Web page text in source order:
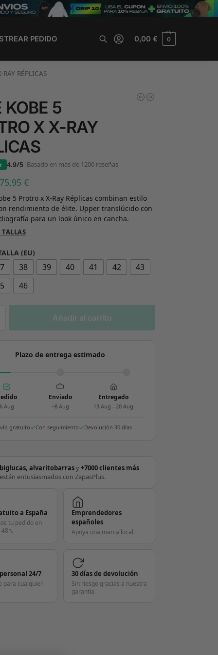
PEDIDO 0,00€ 0
RÉPLICAS
KOBE 5
X X-RAY
4.9/5| Basado en más de 1200 reseñas
75,95€
5 Protro x X-Ray Réplicas combinan estilo
rendimiento de élite. Upper translúcido con
para un look único en cancha.
(EU)
38 39 40 41 42
43
46
Añadir al carrito
Plazo de entrega estimado
Aug
Enviado
~8 Aug
Entregado
13 Aug - 20 Aug
gratuito Con seguimiento Devolución 30 días
biglucas, alvaritobarrasy+7000 clientes más
están entusiasmados con ZapasPlus.
a España
tu pedido en
Emprendedores
españoles
Apoya una marca local.
24/7
para cualquier
30 días de devolución
Sin riesgo gracias a nuestra
garantía.